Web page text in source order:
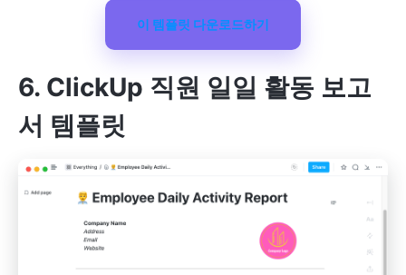
이 템플릿 다운로드하기
6. ClickUp 직원 일일 활동 보고
서 템플릿